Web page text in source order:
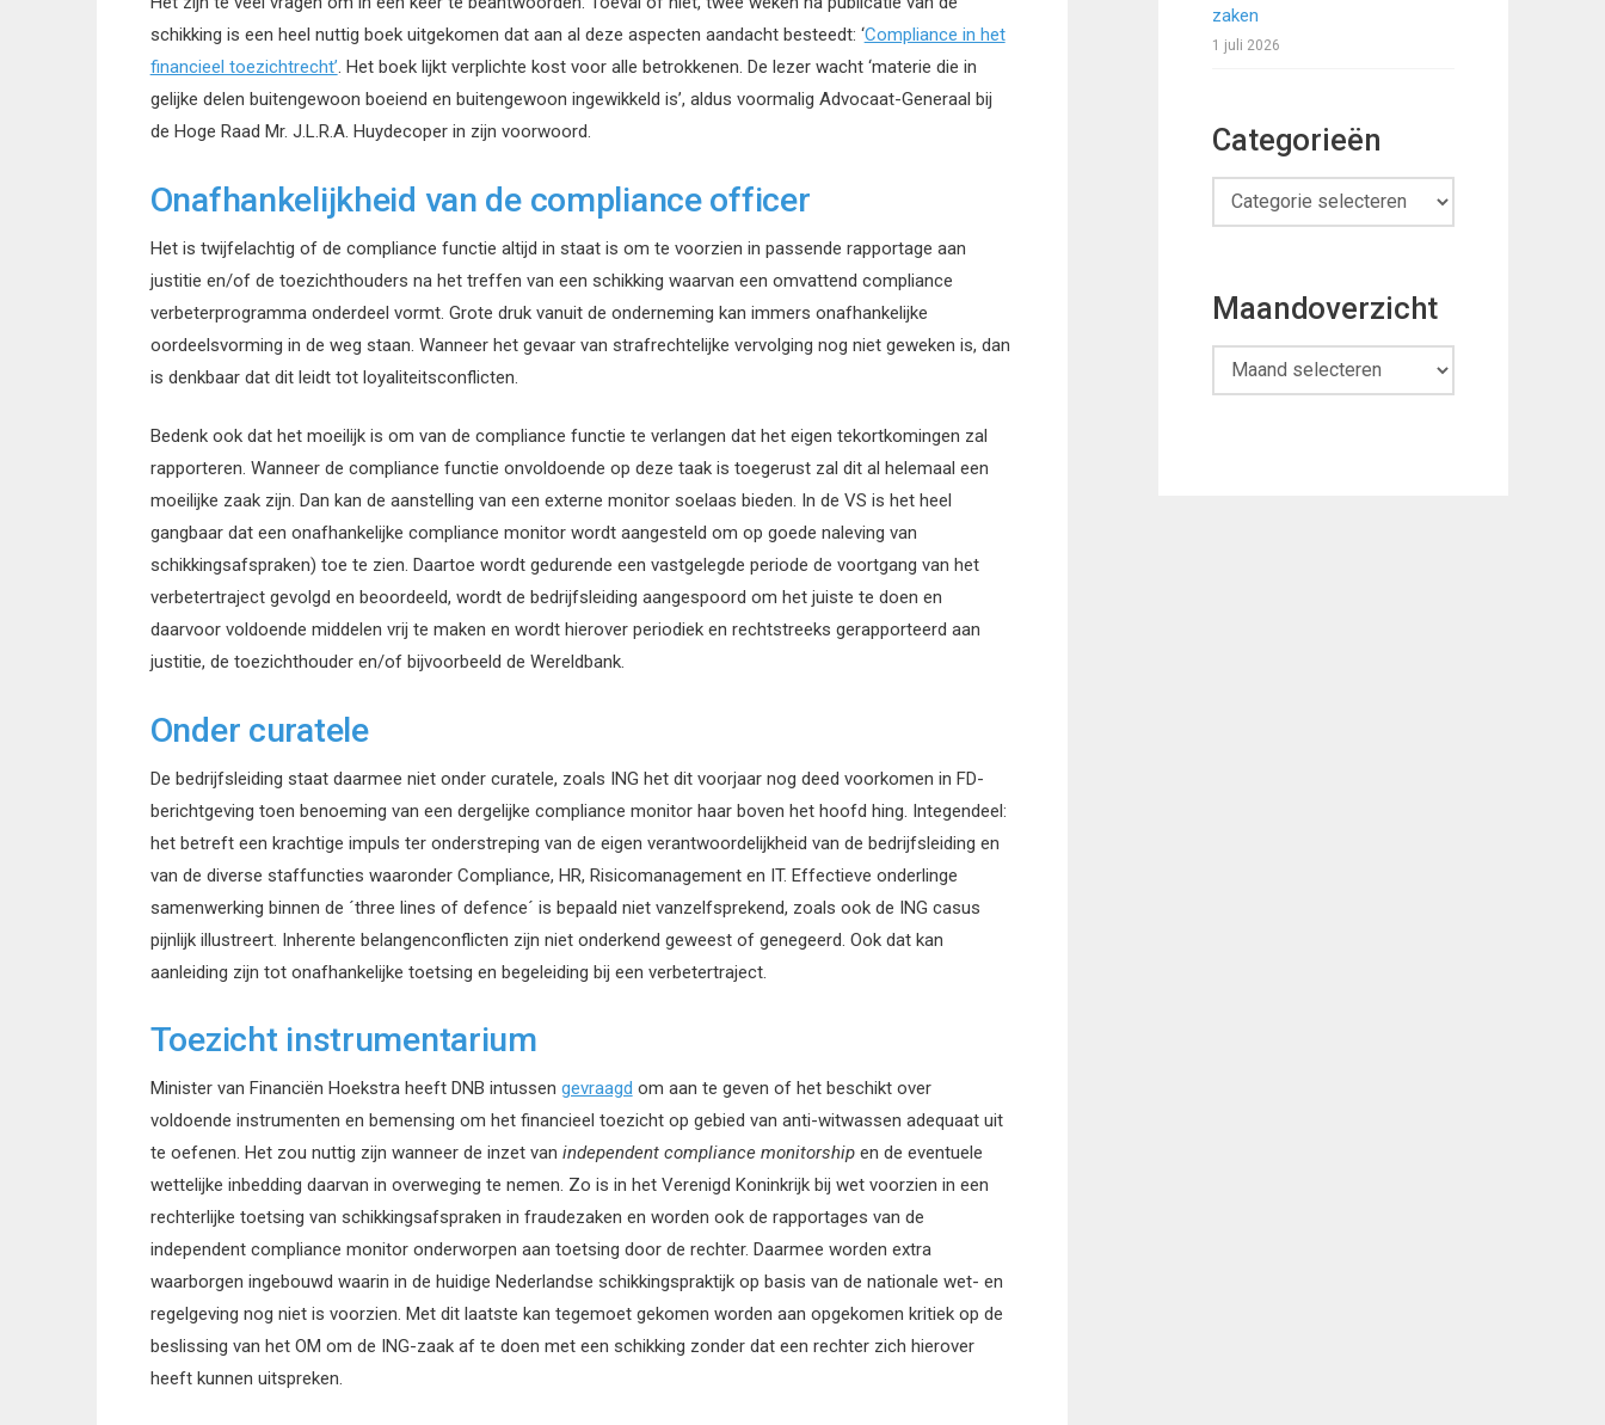
schikking is een heel nuttig boek uitgekomen dat aan al deze aspecten aandacht besteedt: ‘Compliance in het
financieel toezichtrecht’. Het boek lijkt verplichte kost voor alle betrokkenen. De lezer wacht ‘materie die in
gelijke delen buitengewoon boeiend en buitengewoon ingewikkeld is’, aldus voormalig Advocaat-Generaal bij
de Hoge Raad Mr. J.L.R.A. Huydecoper in zijn voorwoord.
Onafhankelijkheid van de compliance officer
Het is twijfelachtig of de compliance functie altijd in staat is om te voorzien in passende rapportage aan
justitie en/of de toezichthouders na het treffen van een schikking waarvan een omvattend compliance
verbeterprogramma onderdeel vormt. Grote druk vanuit de onderneming kan immers onafhankelijke
oordeelsvorming in de weg staan. Wanneer het gevaar van strafrechtelijke vervolging nog niet geweken is, dan
is denkbaar dat dit leidt tot loyaliteitsconflicten.
Bedenk ook dat het moeilijk is om van de compliance functie te verlangen dat het eigen tekortkomingen zal
rapporteren. Wanneer de compliance functie onvoldoende op deze taak is toegerust zal dit al helemaal een
moeilijke zaak zijn. Dan kan de aanstelling van een externe monitor soelaas bieden. In de VS is het heel
gangbaar dat een onafhankelijke compliance monitor wordt aangesteld om op goede naleving van
schikkingsafspraken) toe te zien. Daartoe wordt gedurende een vastgelegde periode de voortgang van het
verbetertraject gevolgd en beoordeeld, wordt de bedrijfsleiding aangespoord om het juiste te doen en
daarvoor voldoende middelen vrij te maken en wordt hierover periodiek en rechtstreeks gerapporteerd aan
justitie, de toezichthouder en/of bijvoorbeeld de Wereldbank.
Onder curatele
De bedrijfsleiding staat daarmee niet onder curatele, zoals ING het dit voorjaar nog deed voorkomen in FD-
berichtgeving toen benoeming van een dergelijke compliance monitor haar boven het hoofd hing. Integendeel:
het betreft een krachtige impuls ter onderstreping van de eigen verantwoordelijkheid van de bedrijfsleiding en
van de diverse staffuncties waaronder Compliance, HR, Risicomanagement en IT. Effectieve onderlinge
samenwerking binnen de ´three lines of defence´ is bepaald niet vanzelfsprekend, zoals ook de ING casus
pijnlijk illustreert. Inherente belangenconflicten zijn niet onderkend geweest of genegeerd. Ook dat kan
aanleiding zijn tot onafhankelijke toetsing en begeleiding bij een verbetertraject.
Toezicht instrumentarium
Minister van Financiën Hoekstra heeft DNB intussen gevraagd om aan te geven of het beschikt over
voldoende instrumenten en bemensing om het financieel toezicht op gebied van anti-witwassen adequaat uit
te oefenen. Het zou nuttig zijn wanneer de inzet van independent compliance monitorshipen de eventuele
wettelijke inbedding daarvan in overweging te nemen. Zo is in het Verenigd Koninkrijk bij wet voorzien in een
rechterlijke toetsing van schikkingsafspraken in fraudezaken en worden ook de rapportages van de
independent compliance monitor onderworpen aan toetsing door de rechter. Daarmee worden extra
waarborgen ingebouwd waarin in de huidige Nederlandse schikkingspraktijk op basis van de nationale wet- en
regelgeving nog niet is voorzien. Met dit laatste kan tegemoet gekomen worden aan opgekomen kritiek op de
beslissing van het OM om de ING-zaak af te doen met een schikking zonder dat een rechter zich hierover
heeft kunnen uitspreken.
zaken
1 juli 2026
Categorieën
Categorieën
Maandoverzicht
Maandoverzicht